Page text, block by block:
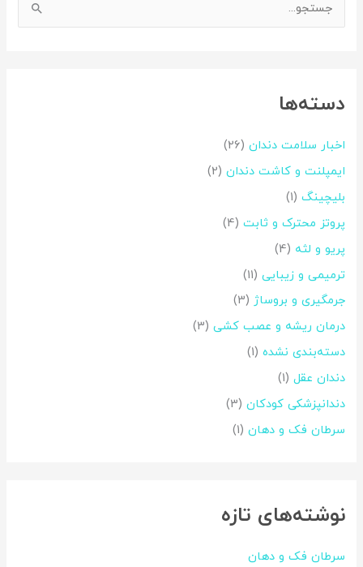
و
ر
ا
ی
:
دسته‌ها
اخبار سلامت دندان (26)
ایمپلنت و کاشت دندان (2)
بلیچینگ (1)
پروتز محترک و ثابت (4)
پریو و لثه (4)
ترمیمی و زیبایی (11)
جرمگیری و بروساژ (3)
درمان ریشه و عصب کشی (3)
دسته‌بندی نشده (1)
دندان عقل (1)
دندانپزشکی کودکان (3)
سرطان فک و دهان (1)
نوشته‌های تازه
سرطان فک و دهان